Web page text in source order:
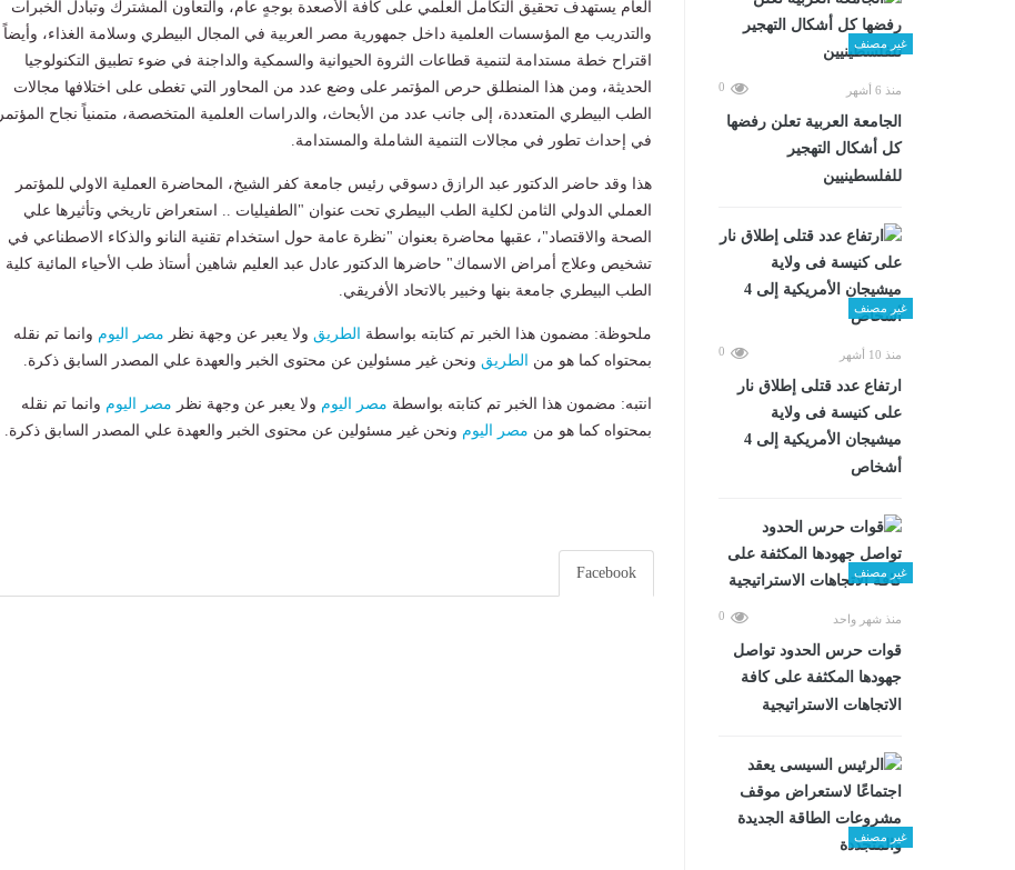
غير مصنف
منذ 6 أشهر 0
الجامعة العربية تعلن رفضها
كل أشكال التهجير
للفلسطينيين
غير مصنف
منذ 10 أشهر 0
ارتفاع عدد قتلى إطلاق نار
على كنيسة فى ولاية
ميشيجان الأمريكية إلى 4
أشخاص
غير مصنف
منذ شهر واحد 0
قوات حرس الحدود تواصل
جهودها المكثفة على كافة
الاتجاهات الاستراتيجية
غير مصنف
العام يستهدف تحقيق التكامل العلمي على كافة الأصعدة بوجهٍ عام، والتعاون المشترك وتبادل الخبرات
والتدريب مع المؤسسات العلمية داخل جمهورية مصر العربية في المجال البيطري وسلامة الغذاء، وأيضاً
اقتراح خطة مستدامة لتنمية قطاعات الثروة الحيوانية والسمكية والداجنة في ضوء تطبيق التكنولوجيا
الحديثة، ومن هذا المنطلق حرص المؤتمر على وضع عدد من المحاور التي تغطى على اختلافها مجالات
الطب البيطري المتعددة، إلى جانب عدد من الأبحاث، والدراسات العلمية المتخصصة، متمنياً نجاح المؤتمر
في إحداث تطور في مجالات التنمية الشاملة والمستدامة.
هذا وقد حاضر الدكتور عبد الرازق دسوقي رئيس جامعة كفر الشيخ، المحاضرة العملية الاولي للمؤتمر
العملي الدولي الثامن لكلية الطب البيطري تحت عنوان "الطفيليات .. استعراض تاريخي وتأثيرها علي
الصحة والاقتصاد"، عقبها محاضرة بعنوان "نظرة عامة حول استخدام تقنية النانو والذكاء الاصطناعي في
تشخيص وعلاج أمراض الاسماك" حاضرها الدكتور عادل عبد العليم شاهين أستاذ طب الأحياء المائية كلية
الطب البيطري جامعة بنها وخبير بالاتحاد الأفريقي.
ملحوظة: مضمون هذا الخبر تم كتابته بواسطة الطريق ولا يعبر عن وجهة نظر مصر اليوم وانما تم نقله
بمحتواه كما هو من
الطريق ونحن غير مسئولين عن محتوى الخبر والعهدة علي المصدر السابق ذكرة.
انتبه: مضمون هذا الخبر تم كتابته بواسطة مصر اليوم ولا يعبر عن وجهة نظر مصر اليوم وانما تم نقله
بمحتواه كما هو من مصر اليوم ونحن غير مسئولين عن محتوى الخبر والعهدة علي المصدر السابق ذكرة.
Facebook